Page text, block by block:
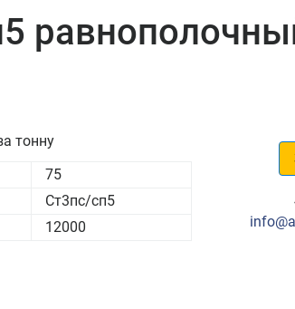
тонну
75
Ст3пс/сп5
12000